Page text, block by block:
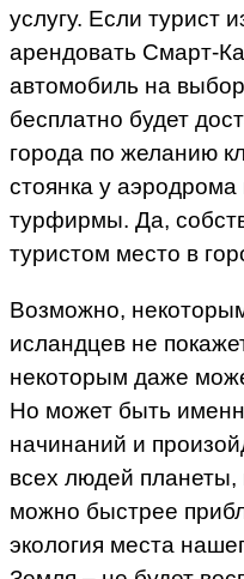
услугу. Если турист
арендовать Смарт-
автомобиль на
бесплатно будет
города по желанию
стоянка у
турфирмы. Да,
туристом место в
Возможно,
исландцев не
некоторым даже
Но может быть
начинаний и
всех людей планеты,
можно быстрее
экология места